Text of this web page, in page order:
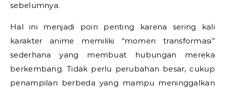
sebelumnya.
Hal ini menjadi poin penting karena sering kali
karakter anime memiliki “momen transformasi”
sederhana yang membuat hubungan mereka
berkembang. Tidak perlu perubahan besar, cukup
penampilan berbeda yang mampu meninggalkan